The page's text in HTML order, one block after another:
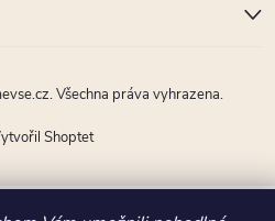
Shoptet
. Všechna práva vyhrazena.
'ttq'); ttq.track('ViewContent',